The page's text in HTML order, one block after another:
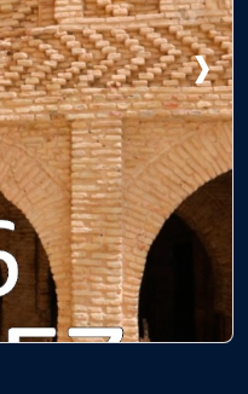
›